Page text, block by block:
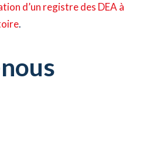
d’un registre des DEA à
.